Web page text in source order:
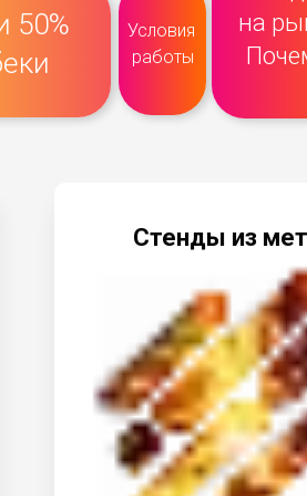
на
Условия
работы
50%
Стенды из